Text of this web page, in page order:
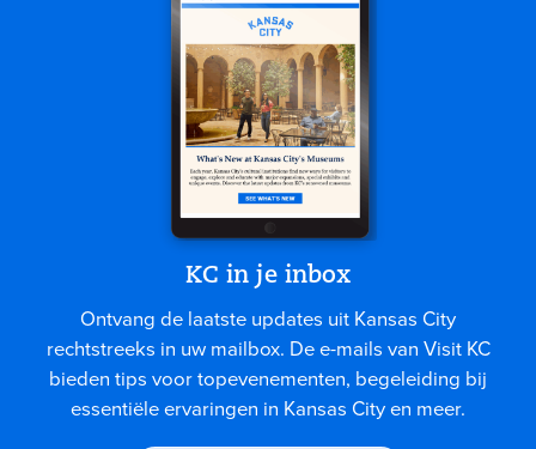
KC in je inbox
Ontvang de laatste updates uit Kansas City
rechtstreeks in uw mailbox. De e-mails van Visit KC
bieden tips voor topevenementen, begeleiding bij
essentiële ervaringen in Kansas City en meer.